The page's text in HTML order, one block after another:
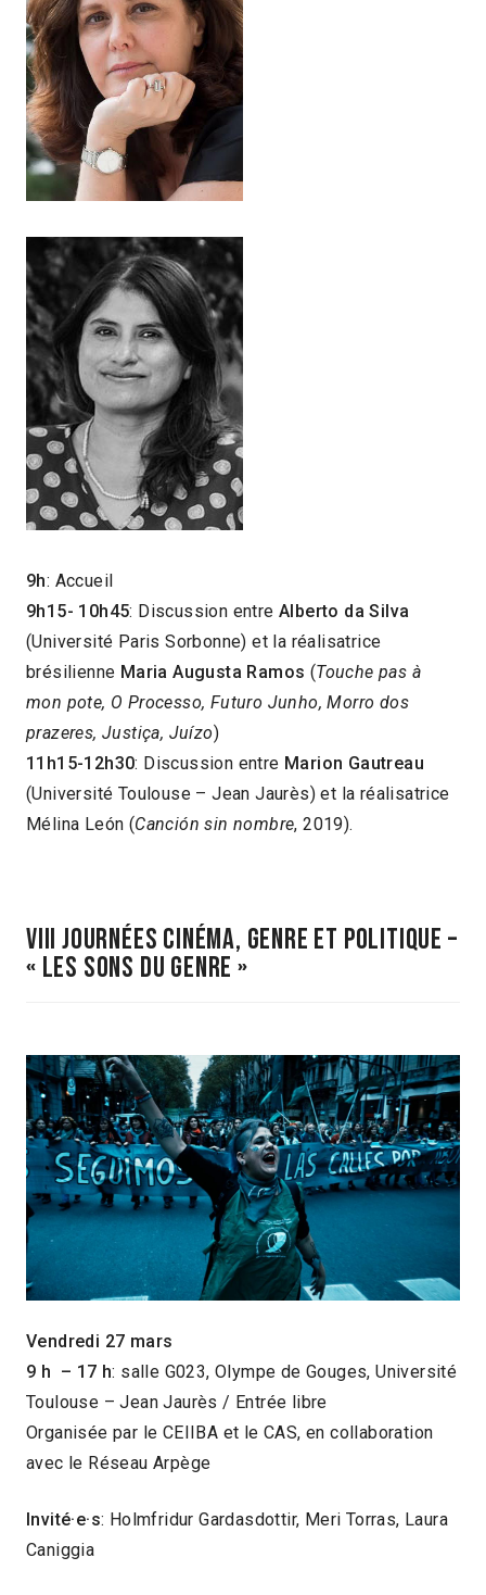
9h: Accueil
9h15- 10h45: Discussion entreAlberto da Silva
(Université Paris Sorbonne) et la réalisatrice
brésilienne Maria Augusta Ramos (Touche pas à
mon pote, O Processo, Futuro Junho, Morro dos
prazeres, Justiça, Juízo)
11h15-12h30: Discussion entre Marion Gautreau
(Université Toulouse – Jean Jaurès) et la réalisatrice
Mélina León (Canción sin nombre, 2019).
VIII JOURNÉES CINÉMA, GENRE ET POLITIQUE –
« LES SONS DU GENRE »
Vendredi 27 mars
9 h – 17 h: salle G023, Olympe de Gouges, Université
Toulouse – Jean Jaurès / Entrée libre
Organisée par le CEIIBA et le CAS, en collaboration
avec le Réseau Arpège
Invité·e·s: Holmfridur Gardasdottir, Meri Torras, Laura
Caniggia